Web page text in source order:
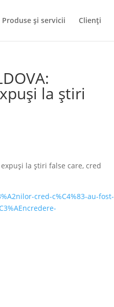
Produse și servicii Clienți
la știri
expuși la știri false care, cred
cred-c%C4%83-au-fost-